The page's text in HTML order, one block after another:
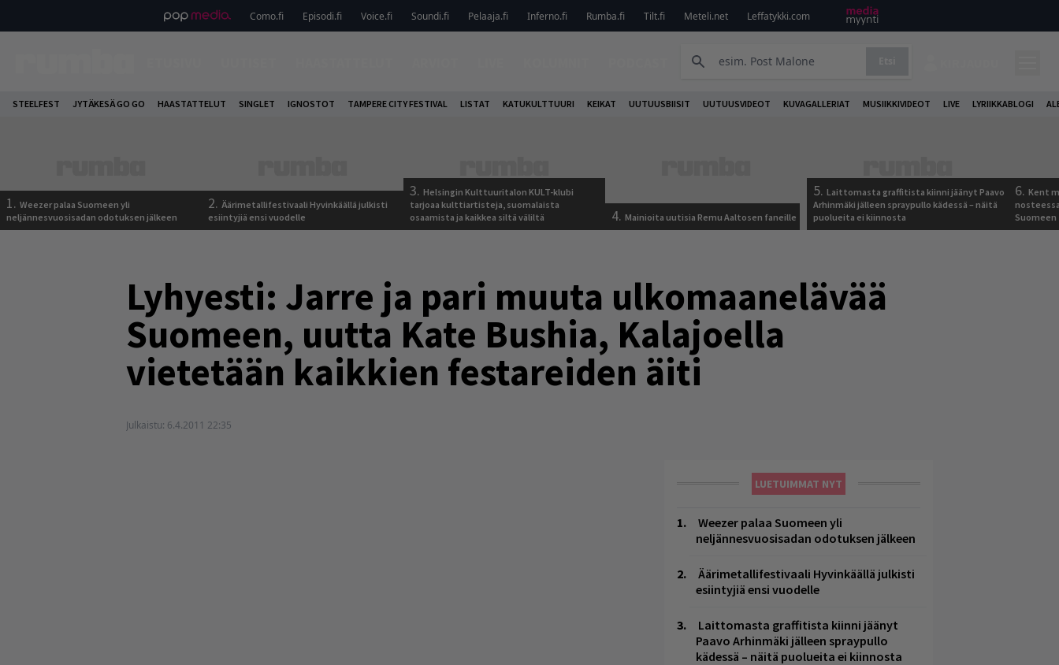
Como.fi Episodi.fi Voice.fi Soundi.fi Pelaaja.fi Inferno.fi Rumba.fi Tilt.fi Meteli.net Leffatykki.com
STEELFEST JYTÄKESÄ GO GO HAASTATTELUT SINGLET IGNOSTOT TAMPERE CITY FESTIVAL LISTAT KATUKULTTUURI KEIKAT UUTUUSBIISIT UUTUUSVIDEOT KUVAGALLERIAT MUSIIKKIVIDEOT LIVE LYRIIKKABLOGI
1. Weezer palaa Suomeen yli
neljännesvuosisadan odotuksen jälkeen
2. Äärimetallifestivaali Hyvinkäällä julkisti
esiintyjiä ensi vuodelle
3. Helsingin Kulttuuritalon KULT-klubi
tarjoaa kulttiartisteja, suomalaista
osaamista ja kaikkea siltä väliltä
4. Mainioita uutisia Remu Aaltosen faneille
5. Laittomasta graffitista kiinni jäänyt Paavo
Arhinmäki jälleen spraypullo kädessä – näitä
puolueita ei kiinnosta
6. Kent
Suomeen
Lyhyesti: Jarre ja pari muuta ulkomaanelävää
Suomeen, uutta Kate Bushia, Kalajoella
vietetään kaikkien festareiden äiti
Julkaistu: 6.4.2011 22:35
LUETUIMMAT NYT
Weezer palaa Suomeen yli
neljännesvuosisadan odotuksen jälkeen
Äärimetallifestivaali Hyvinkäällä julkisti
esiintyjiä ensi vuodelle
Laittomasta graffitista kiinni jäänyt
Paavo Arhinmäki jälleen spraypullo
kädessä – näitä puolueita ei kiinnosta